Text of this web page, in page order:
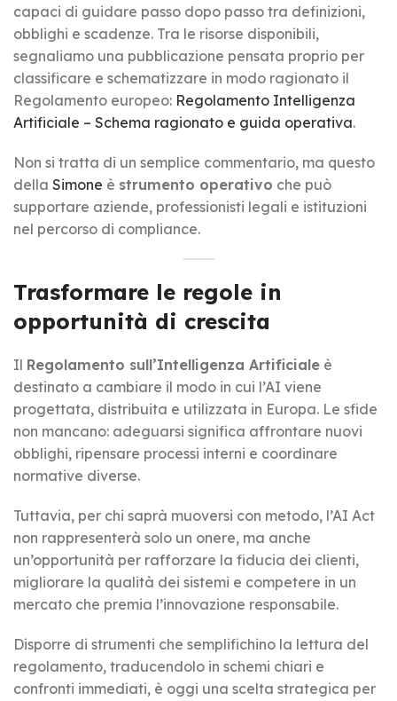
capaci di guidare passo dopo passo tra definizioni,
obblighi e scadenze. Tra le risorse disponibili,
segnaliamo una pubblicazione pensata proprio per
classificare e schematizzare in modo ragionato il
Regolamento europeo: Regolamento Intelligenza
Artificiale – Schema ragionato e guida operativa.
Non si tratta di un semplice commentario, ma questo
della Simone è strumento operativo che può
supportare aziende, professionisti legali e istituzioni
nel percorso di compliance.
Trasformare le regole in
opportunità di crescita
Il Regolamento sull’Intelligenza Artificiale è
destinato a cambiare il modo in cui l’AI viene
progettata, distribuita e utilizzata in Europa. Le sfide
non mancano: adeguarsi significa affrontare nuovi
obblighi, ripensare processi interni e coordinare
normative diverse.
Tuttavia, per chi saprà muoversi con metodo, l’AI Act
non rappresenterà solo un onere, ma anche
un’opportunità per rafforzare la fiducia dei clienti,
migliorare la qualità dei sistemi e competere in un
mercato che premia l’innovazione responsabile.
Disporre di strumenti che semplifichino la lettura del
regolamento, traducendolo in schemi chiari e
confronti immediati, è oggi una scelta strategica per